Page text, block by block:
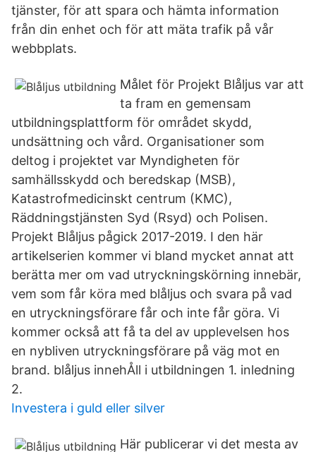
tjänster, för att spara och hämta information
från din enhet och för att mäta trafik på vår
webbplats.
Målet för Projekt Blåljus var att
ta fram en gemensam
utbildningsplattform för området skydd,
undsättning och vård. Organisationer som
deltog i projektet var Myndigheten för
samhällsskydd och beredskap (MSB),
Katastrofmedicinskt centrum (KMC),
Räddningstjänsten Syd (Rsyd) och Polisen.
Projekt Blåljus pågick 2017-2019. I den här
artikelserien kommer vi bland mycket annat att
berätta mer om vad utryckningskörning innebär,
vem som får köra med blåljus och svara på vad
en utryckningsförare får och inte får göra. Vi
kommer också att få ta del av upplevelsen hos
en nybliven utryckningsförare på väg mot en
brand. blåljus innehÅll i utbildningen 1. inledning
2.
Investera i guld eller silver
Här publicerar vi det mesta av